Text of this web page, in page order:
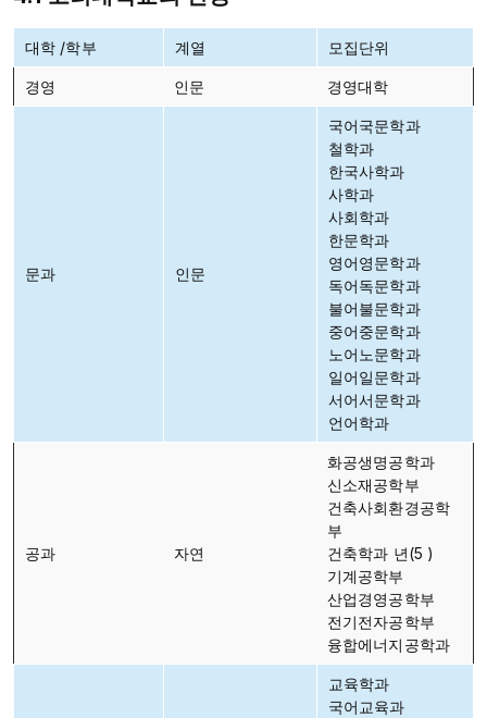
대학 /학부 계열 모집단위
경영 인문 경영대학
문과 인문
국어국문학과
철학과
한국사학과
사학과
사회학과
한문학과
영어영문학과
독어독문학과
불어불문학과
중어중문학과
노어노문학과
일어일문학과
서어서문학과
언어학과
공과 자연
화공생명공학과
신소재공학부
건축사회환경공학
부
건축학과 년(5 )
기계공학부
산업경영공학부
전기전자공학부
융합에너지공학과
교육학과
국어교육과